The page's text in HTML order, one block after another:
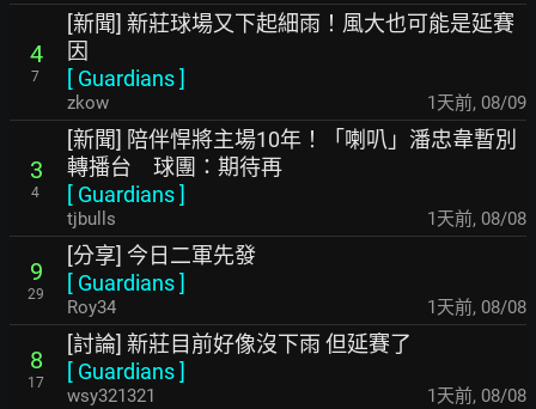
4
7
[新聞] 新莊球場又下起細雨！風大也可能是延賽
因
[ Guardians]
zkow 1天前, 08/09
3
4
[新聞] 陪伴悍將主場10年！「喇叭」潘忠韋暫別
轉播台 球團：期待再
[ Guardians]
tjbulls 1天前, 08/08
9
29
[分享] 今日二軍先發
[ Guardians]
Roy34 1天前, 08/08
8
17
[討論] 新莊目前好像沒下雨 但延賽了
[ Guardians]
wsy321321 1天前, 08/08